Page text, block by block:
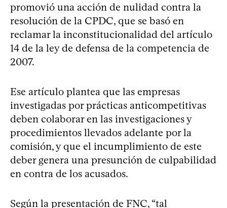
promovió una acción de nulidad contra la
resolución de la CPDC, que se basó en
reclamar la inconstitucionalidad del artículo
14 de la ley de defensa de la competencia de
2007.
Ese artículo plantea que las empresas
investigadas por prácticas anticompetitivas
deben colaborar en las investigaciones y
procedimientos llevados adelante por la
comisión, y que el incumplimiento de este
deber genera una presunción de culpabilidad
en contra de los acusados.
Según la presentación de FNC, “tal